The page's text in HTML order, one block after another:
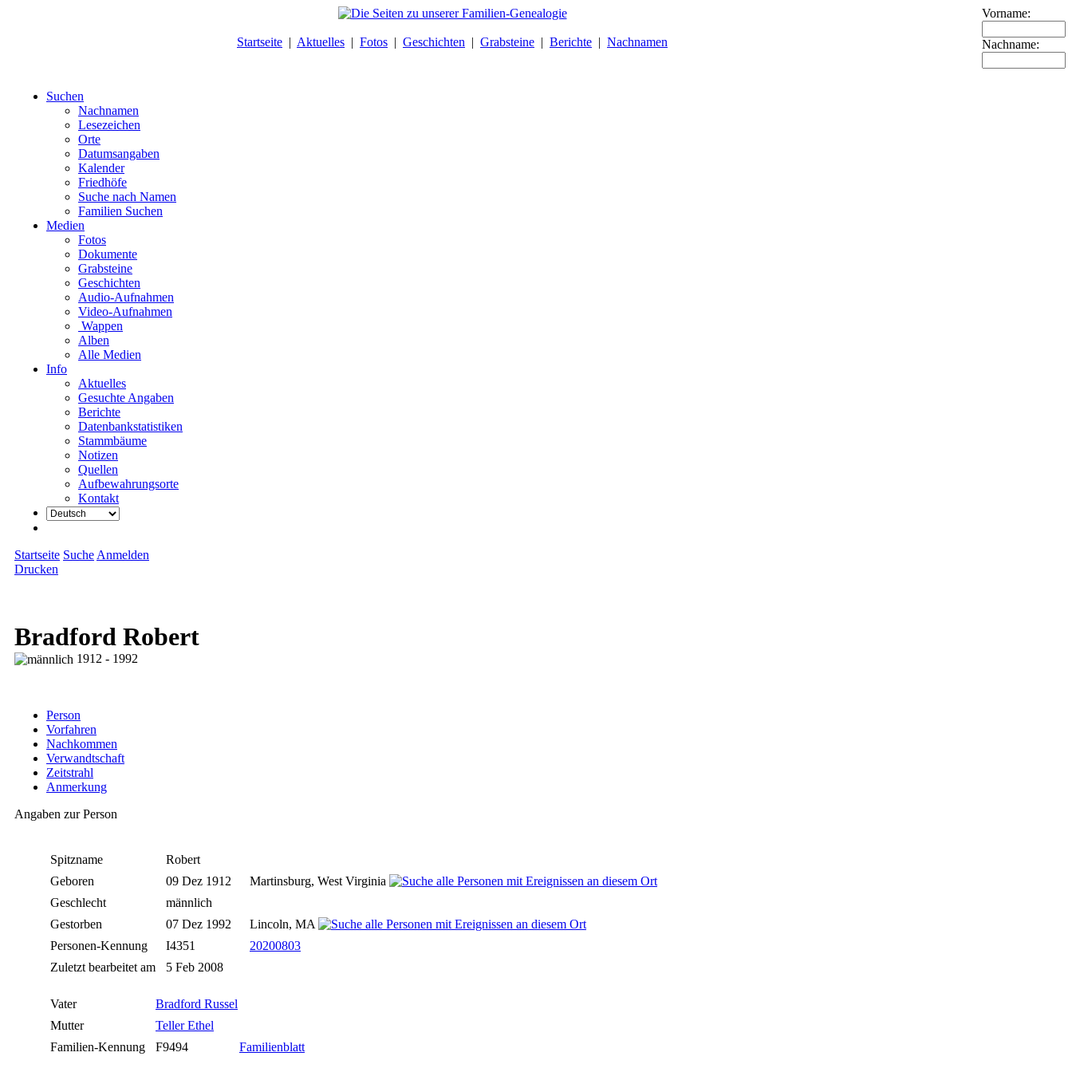
Startseite | Aktuelles | Fotos | Geschichten | Grabsteine | Berichte | Nachnamen
Vorname:
Nachname:
Suchen
Nachnamen
Lesezeichen
Orte
Datumsangaben
Kalender
Friedhöfe
Suche nach Namen
Familien Suchen
Medien
Fotos
Dokumente
Grabsteine
Geschichten
Audio-Aufnahmen
Video-Aufnahmen
Wappen
Alben
Alle Medien
Info
Aktuelles
Gesuchte Angaben
Berichte
Datenbankstatistiken
Stammbäume
Notizen
Quellen
Aufbewahrungsorte
Kontakt
Startseite Suche Anmelden
Drucken
Bradford Robert
1912 - 1992
Person
Vorfahren
Nachkommen
Verwandtschaft
Zeitstrahl
Anmerkung
Angaben zur Person
Spitzname
Robert
Geboren
09 Dez 1912
Martinsburg, West Virginia
Geschlecht
männlich
Gestorben
07 Dez 1992
Lincoln, MA
Personen-Kennung
I4351
20200803
Zuletzt bearbeitet am
5 Feb 2008
Vater
Bradford Russel
Mutter
Teller Ethel
Familien-Kennung
F9494 Familienblatt